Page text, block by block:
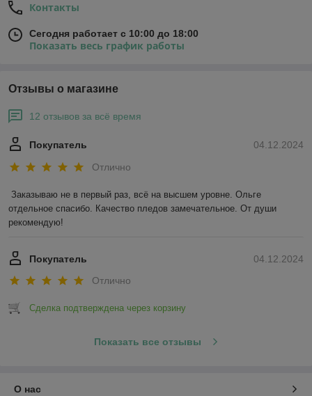
Контакты
Сегодня работает с 10:00 до 18:00
Показать весь график работы
Отзывы о магазине
12 отзывов за всё время
04.12.2024
Покупатель
Отлично
Заказываю не в первый раз, всё на высшем уровне. Ольге
отдельное спасибо. Качество пледов замечательное. От души
рекомендую!
04.12.2024
Покупатель
Отлично
Сделка подтверждена через корзину
Показать все отзывы
О нас